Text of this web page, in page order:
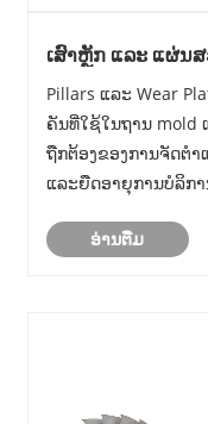
ເສົາຫຼັກ ແລະ ແຜ່ນ
ຂອງແມ່ພິມ ແລະ ຍື
Pillars ແລະ Wear
ຄັນທີ່ໃຊ້ໃນຖານ mold
ຖືກຕ້ອງຂອງການຈັດຕໍ
ແລະຍືດອາຍຸການບໍລິກ
ການ​ຜະ​ລິດ​, ......
ອ່ານ​ຕື່ມ